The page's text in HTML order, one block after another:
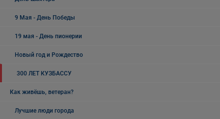
9 Мая - День Победы
19 мая - День пионерии
Новый год и Рождество
300 ЛЕТ КУЗБАССУ
Как живёшь, ветеран?
Лучшие люди города